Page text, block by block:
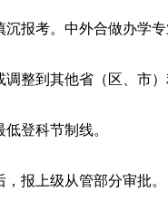
考。中外合做办学专
整到其他省（区、市）
登科节制线。
报上级从管部分审批。